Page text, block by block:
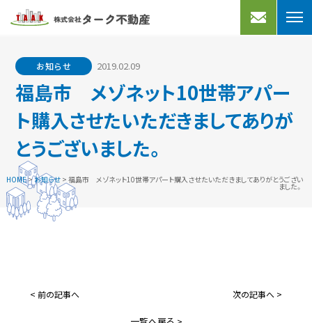
売りたい
不動産売却
買取プラン
よくあるご質問
買取実績
宅地分譲
売家
借りたい
RENT
お知らせ 2019.02.09
福島市 メゾネット10世帯アパー
ト購入させたいただきましてありが
とうございました。
HOME>お知らせ> 福島市 メゾネット10世帯アパート購入させたいただきましてありがとうござい
ました。
< 前の記事へ 次の記事へ >